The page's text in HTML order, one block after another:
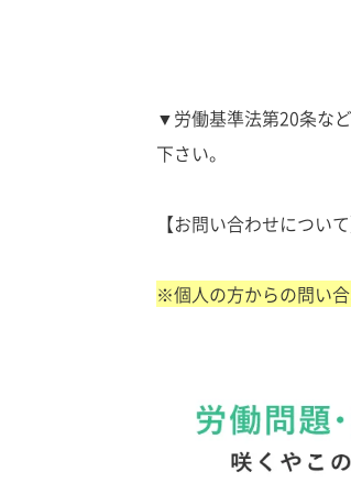
▼労働基準法第20条な
下さい。
【お問い合わせについて
※個人の方からの問い